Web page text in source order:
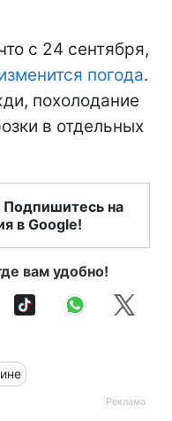
с 24 сентября,
погода.
похолодание
в отдельных
Подпишитесь на
в Google!
вам удобно!